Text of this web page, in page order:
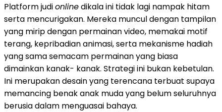
Platform judionlinedikala ini tidak lagi nampak hitam
serta mencurigakan. Mereka muncul dengan tampilan
yang mirip dengan permainan video, memakai motif
terang, kepribadian animasi, serta mekanisme hadiah
yang sama semacam permainan yang biasa
dimainkan kanak- kanak. Strategi ini bukan kebetulan.
Ini merupakan desain yang terencana terbuat supaya
memancing benak anak muda yang belum seluruhnya
berusia dalam menguasai bahaya.